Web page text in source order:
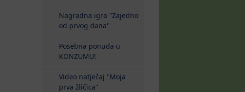
Nagradna igra ''Zajedno
od prvog dana''
Posebna ponuda u
KONZUMU!
Video natječaj ''Moja
prva žličica''